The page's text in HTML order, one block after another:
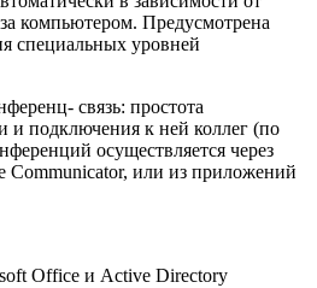
компьютером. Предусмотрена
специальных уровней
связь: простота
и подключения к ней коллег (по
осуществляется через
Communicator, или из приложений
Office и Active Directory